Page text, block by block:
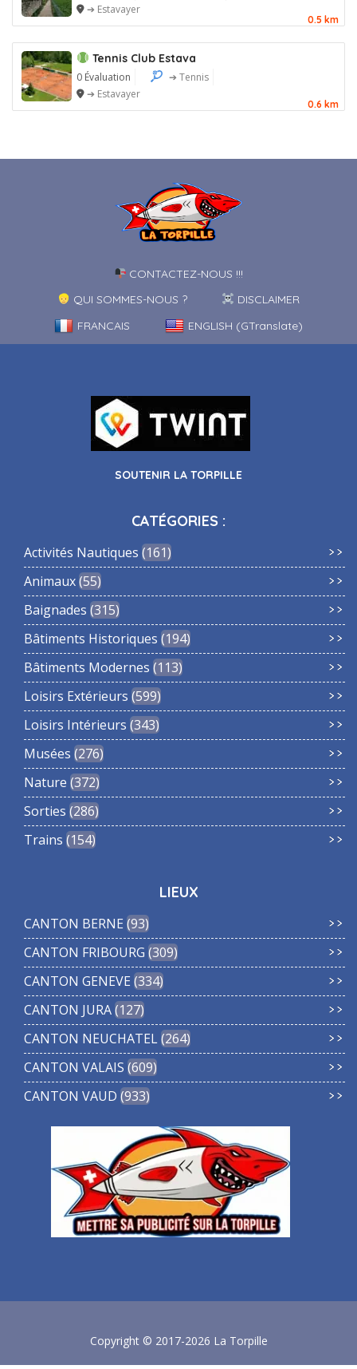
➔ Estavayer
0.5 km
Tennis Club Estava
0 Évaluation
➔ Tennis
➔ Estavayer
0.6 km
CONTACTEZ-NOUS !!!
QUI SOMMES-NOUS ?
DISCLAIMER
FRANCAIS
ENGLISH (GTranslate)
SOUTENIR LA TORPILLE
CATÉGORIES :
Activités Nautiques 161
Animaux 55
Baignades 315
Bâtiments Historiques 194
Bâtiments Modernes 113
Loisirs Extérieurs 599
Loisirs Intérieurs 343
Musées 276
Nature 372
Sorties 286
Trains 154
LIEUX
CANTON BERNE 93
CANTON FRIBOURG 309
CANTON GENEVE 334
CANTON JURA 127
CANTON NEUCHATEL 264
CANTON VALAIS 609
CANTON VAUD 933
Copyright © 2017-2026 La Torpille